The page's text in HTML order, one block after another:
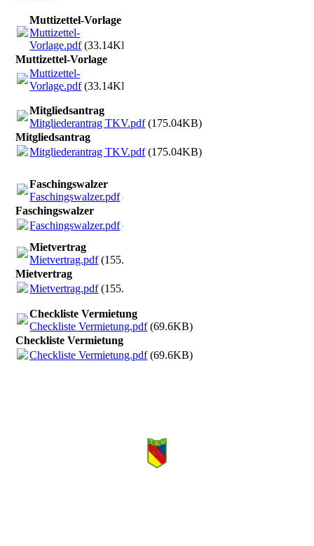
Muttizettel-Vorlage
Muttizettel-
Vorlage.pdf(33.14KB)
Muttizettel-Vorlage
Muttizettel-
Vorlage.pdf(33.14KB)
Mitgliedsantrag
Mitgliederantrag TKV.pdf(175.04KB)
Mitgliedsantrag
Mitgliederantrag TKV.pdf(175.04KB)
Faschingswalzer
Faschingswalzer.pdf(404.47KB)
Faschingswalzer
Faschingswalzer.pdf(404.47KB)
Mietvertrag
Mietvertrag.pdf(155.95KB)
Mietvertrag
Mietvertrag.pdf(155.95KB)
Checkliste Vermietung
Checkliste Vermietung.pdf(69.6KB)
Checkliste Vermietung
Checkliste Vermietung.pdf(69.6KB)